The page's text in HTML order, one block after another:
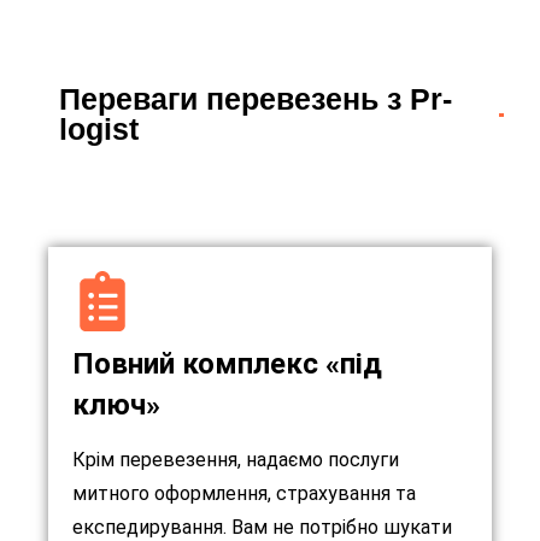
Переваги перевезень з Pr-
logist
Повний комплекс «під
ключ»
Крім перевезення, надаємо послуги
митного оформлення, страхування та
експедирування. Вам не потрібно шукати